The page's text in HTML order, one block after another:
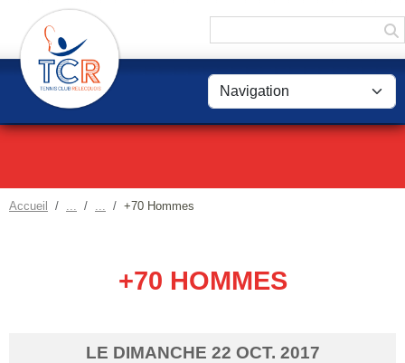
Accueil +70 Hommes
+70 HOMMES
LE DIMANCHE 22 OCT. 2017
Panneau de gestion des cookies